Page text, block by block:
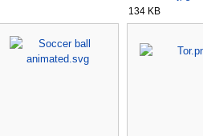
134 KB